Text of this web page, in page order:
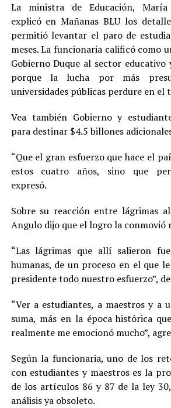
La ministra de Educación,
explicó en Mañanas BLU los
permitió levantar el paro de
meses. La funcionaria calificó como
Gobierno Duque al sector educativo
porque la lucha por más
universidades públicas perdure en el
Vea también Gobierno y
para destinar $4.5 billones
“Que el gran esfuerzo que hace el
estos cuatro años, sino que
expresó.
Sobre su reacción entre lágrimas
Angulo dijo que el logro la conmovió
“Las lágrimas que allí salieron
humanas, de un proceso en el que
presidente todo nuestro esfuerzo”,
“Ver a estudiantes, a maestros y a
suma, más en la época histórica
realmente me emocionó mucho”,
Según la funcionaria, uno de los
con estudiantes y maestros es la
de los artículos 86 y 87 de la ley
análisis ya obsoleto.